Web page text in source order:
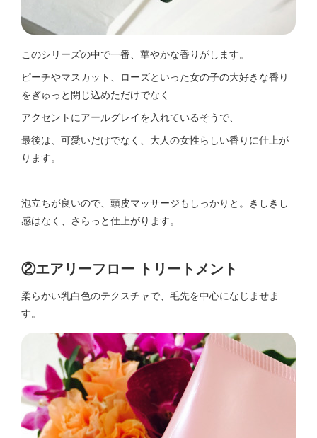
このシリーズの中で一番、華やかな香りがします。
ピーチやマスカット、ローズといった女の子の大好きな香り
をぎゅっと閉じ込めただけでなく
アクセントにアールグレイを入れているそうで、
最後は、可愛いだけでなく、大人の女性らしい香りに仕上が
ります。
泡立ちが良いので、頭皮マッサージもしっかりと。きしきし
感はなく、さらっと仕上がります。
②エアリーフロー トリートメント
柔らかい乳白色のテクスチャで、毛先を中心になじませま
す。